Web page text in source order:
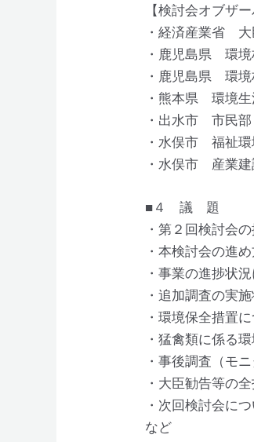
【検討会オブザー
・経済産業省
・鹿児島県 環
・鹿児島県 環
・熊本県 環境
・出水市 市民
・水俣市 福祉
・水俣市 産業
■４ 議 題
・第２回検討会
・本検討会の進
・事業の進捗状
・追加調査の実
・環境保全措置
・猛禽類に係る
・事後調査（モ
・大臣勧告等の
・次回検討会に
など